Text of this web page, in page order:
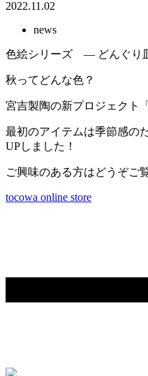
2022.11.02
news
色絵シリーズ ― どんぐり
秋ってどんな色？
宮吉製陶の新プロジェクト
最初のアイテムは季節感の
UPしました！
ご興味のある方はどうぞご
tocowa online store